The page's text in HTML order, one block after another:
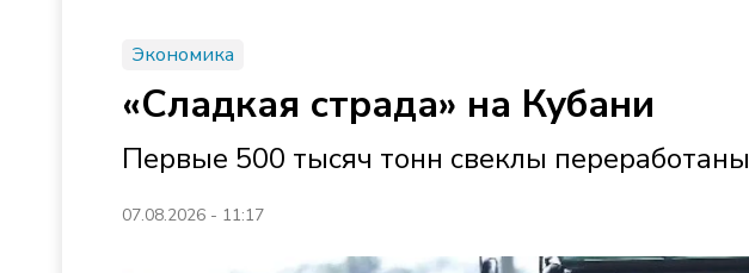
Экономика
«Сладкая страда» на Кубани
Первые 500 тысяч тонн свеклы переработаны
07.08.2026 - 11:17